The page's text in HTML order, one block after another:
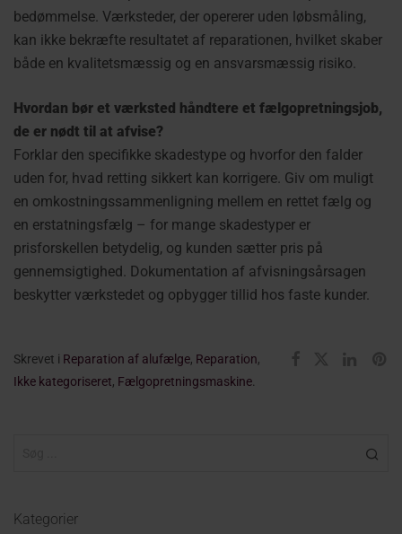
bedømmelse. Værksteder, der opererer uden løbsmåling,
kan ikke bekræfte resultatet af reparationen, hvilket skaber
både en kvalitetsmæssig og en ansvarsmæssig risiko.
Hvordan bør et værksted håndtere et fælgopretningsjob,
de er nødt til at afvise?
Forklar den specifikke skadestype og hvorfor den falder
uden for, hvad retting sikkert kan korrigere. Giv om muligt
en omkostningssammenligning mellem en rettet fælg og
en erstatningsfælg – for mange skadestyper er
prisforskellen betydelig, og kunden sætter pris på
gennemsigtighed. Dokumentation af afvisningsårsagen
beskytter værkstedet og opbygger tillid hos faste kunder.
Skrevet i Reparation af alufælge, Reparation,
Ikke kategoriseret, Fælgopretningsmaskine
Kategorier